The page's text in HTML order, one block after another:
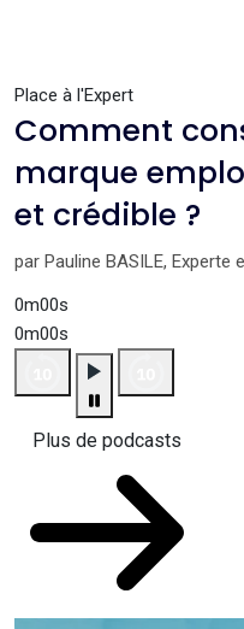
Place à l'Expert
Comment
marque
et crédible ?
par Pauline BASILE,
0m00s
0m00s
Plus de podcasts